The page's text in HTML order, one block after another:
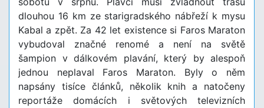
dlouhou 16 km ze starigradského nábřeží k mysu
Kabal a zpět. Za 42 let existence si Faros Maraton
vybudoval značné renomé a není na světě
šampion v dálkovém plavání, který by alespoň
jednou neplaval Faros Maraton. Byly o něm
napsány tisíce článků, několik knih a natočeny
reportáže domácích i světových televizních